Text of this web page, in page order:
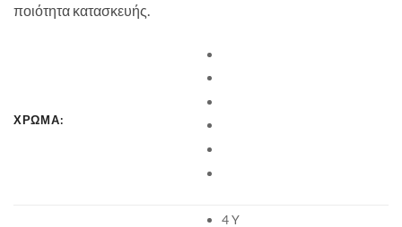
ποιότητα κατασκευής.
ΧΡΩΜΑ:
4 Y